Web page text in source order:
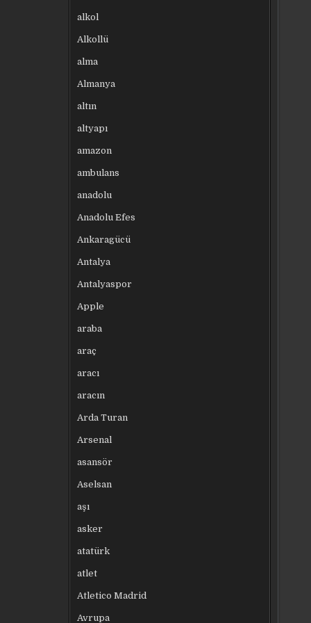
alkol
Alkollü
alma
Almanya
altın
altyapı
amazon
ambulans
anadolu
Anadolu Efes
Ankaragücü
Antalya
Antalyaspor
Apple
araba
araç
aracı
aracın
Arda Turan
Arsenal
asansör
Aselsan
aşı
asker
atatürk
atlet
Atletico Madrid
Avrupa